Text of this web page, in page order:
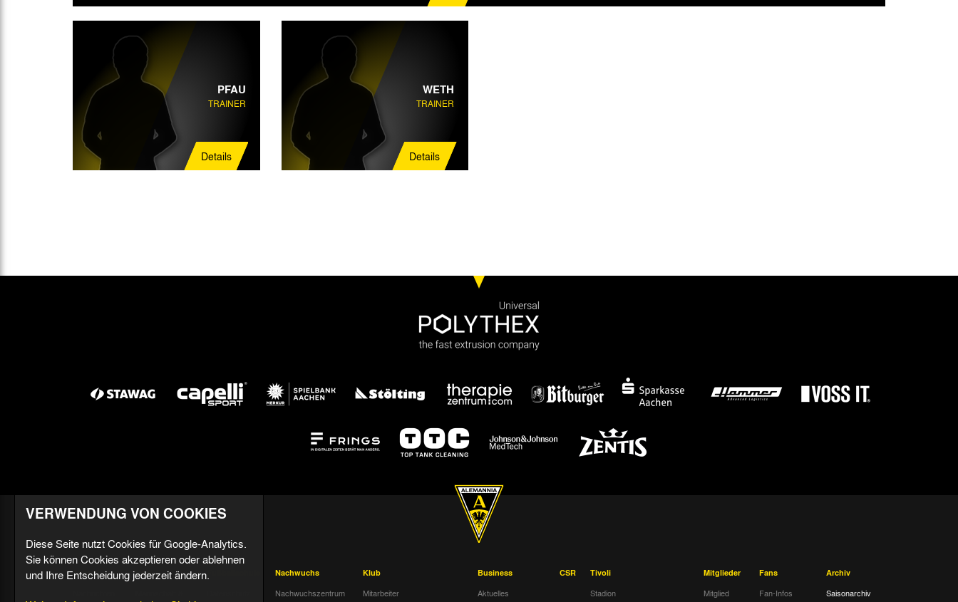
PFAU
TRAINER
Details
WETH
TRAINER
Details
Aktuell
Profis
Nachwuchs
Nachwuchszentrum
Klub
Mitarbeiter
Business
Aktuelles
CSR
Tivoli
Stadion
Mitglieder
Mitglied
Fans
Fan-Infos
Archiv
Saisonarchiv
VERWENDUNG VON COOKIES
Diese Seite nutzt Cookies für Google-Analytics.
Sie können Cookies akzeptieren oder ablehnen
und Ihre Entscheidung jederzeit ändern.